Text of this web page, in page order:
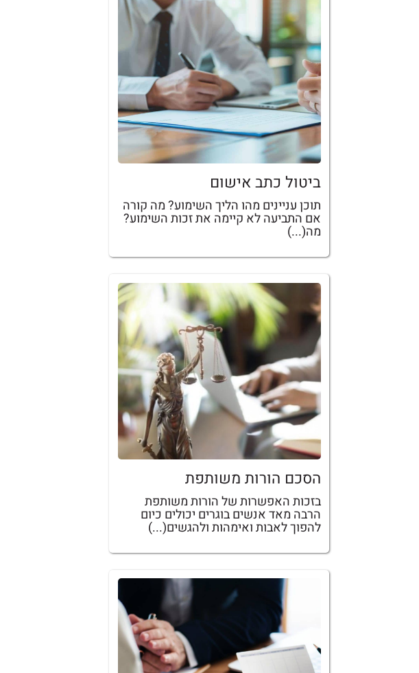
ביטול כתב אישום
תוכן עניינים מהו הליך השימוע? מה קורה
אם התביעה לא קיימה את זכות השימוע?
מה(...)
הסכם הורות משותפת
בזכות האפשרות של הורות משותפת
הרבה מאד אנשים בוגרים יכולים כיום
להפוך לאבות ואימהות ולהגשים(...)